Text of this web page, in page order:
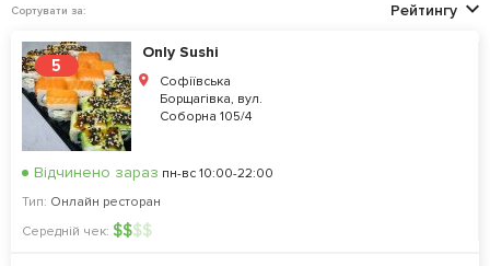
Сортувати за: Рейтингу
5
Only Sushi
Софіївська
Борщагівка, вул.
Соборна 105/4
Відчинено зараз пн-вс 10:00-22:00
Тип: Онлайн ресторан
Середній чек: $$$$